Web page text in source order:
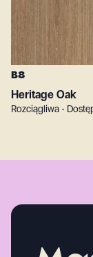
B8
Heritage Oak
Rozciągliwa •